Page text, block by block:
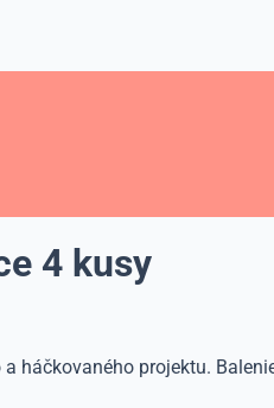
4 kusy
háčkovaného projektu.